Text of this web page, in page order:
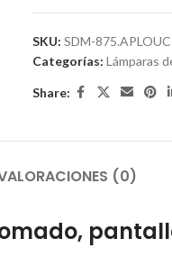
SKU: SDM-
Categorías: Lámparas
Share:
(0)